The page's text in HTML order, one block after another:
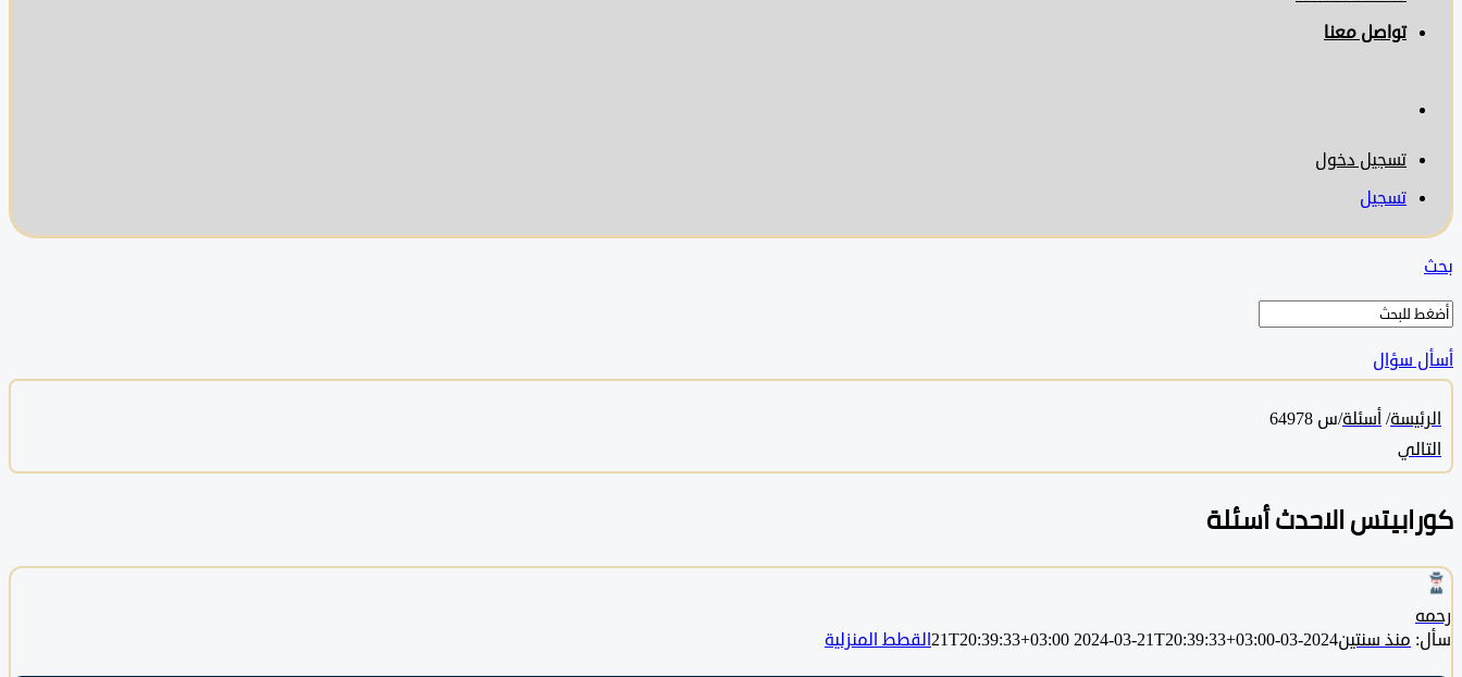
تواصل معنا
تسجيل دخول
تسجيل
بحث
أسأل سؤال
الرئيسة/أسئلة/س 64978
التالي
كورابيتس الاحدث أسئلة
رحمه
سأل: منذ سنتين2024-03-21T20:39:33+03:00
2024-03-21T20:39:33+03:00 القطط المنزلية